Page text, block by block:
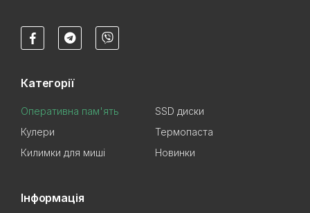
Категорії
Оперативна пам'ять
SSD диски
Кулери
Термопаста
Килимки для миші
Новинки
Інформація